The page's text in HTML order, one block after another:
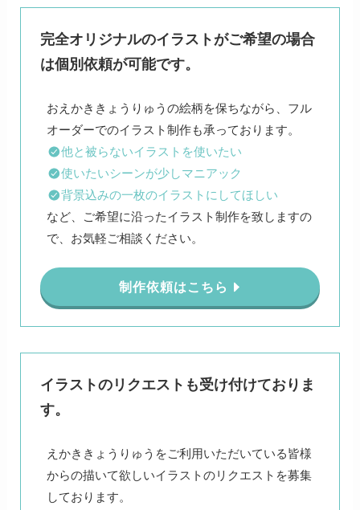
完全オリジナルのイラストがご希望の場合
は個別依頼が可能です。
おえかききょうりゅうの絵柄を保ちながら、フル
他と被らないイラストを使いたい
使いたいシーンが少しマニアック
背景込みの一枚のイラストにしてほしい
など、ご希望に沿ったイラスト制作を致しますの
で、お気軽ご相談ください。
制作依頼はこちら
イラストのリクエストも受け付けておりま
す。
えかききょうりゅうをご利用いただいている皆様
からの描いて欲しいイラストのリクエストを募集
しております。